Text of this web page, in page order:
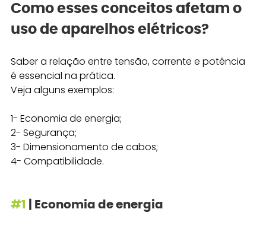
Como esses conceitos afetam o
uso de aparelhos elétricos?
Saber a relação entre tensão, corrente e potência
é essencial na prática.
Veja alguns exemplos:
1- Economia de energia;
2- Segurança;
3- Dimensionamento de cabos;
4- Compatibilidade.
#1 | Economia de energia